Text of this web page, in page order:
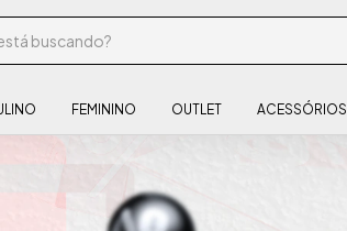
FEMININO OUTLET ACESSÓRIOS